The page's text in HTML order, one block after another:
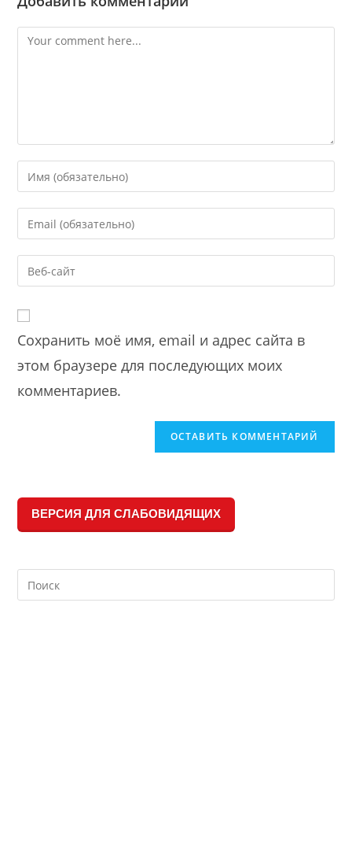
Comment
Enter
your
name
comment
Enter
your
email
address
comment
Enter
your
URL
(optional)
Сохранить моё имя, email и адрес сайта в
этом браузере для последующих моих
комментариев.
ВЕРСИЯ ДЛЯ СЛАБОВИДЯЩИХ
Search
this